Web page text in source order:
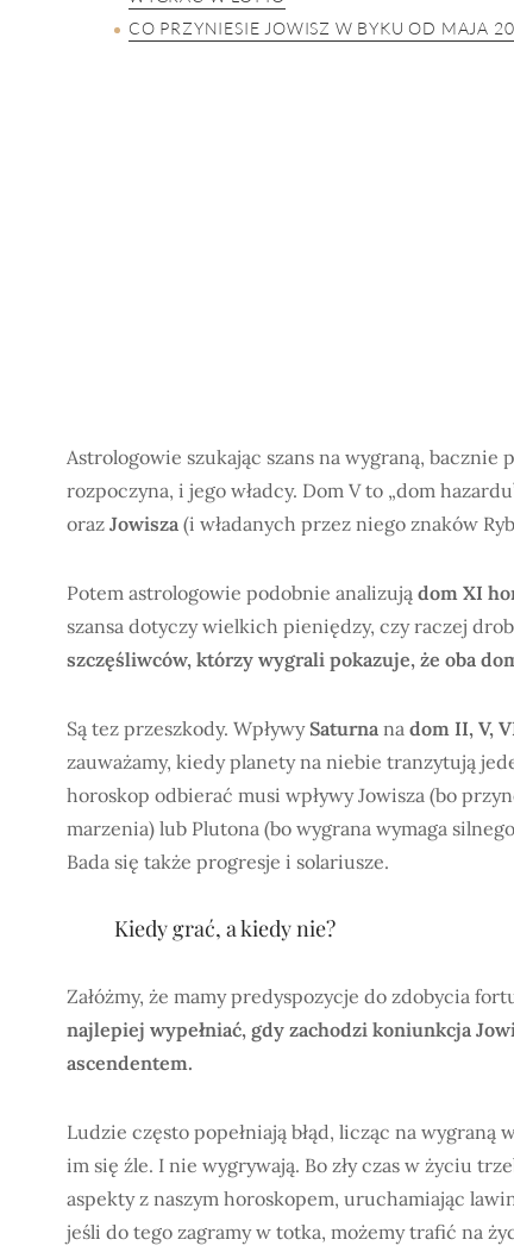
CO PRZYNIESIE JOWISZ W BYKU OD MAJA
Astrologowie szukając szans na wygraną,
rozpoczyna, i jego władcy. Dom V to „dom
oraz Jowisza (i władanych przez niego znaków
Potem astrologowie podobnie analizują dom XI
szansa dotyczy wielkich pieniędzy, czy raczej
szczęśliwców, którzy wygrali pokazuje, że oba
Są tez przeszkody. WpływySaturna na dom II, V,
zauważamy, kiedy planety na niebie tranzytują
horoskop odbierać musi wpływy Jowisza (bo
marzenia) lub Plutona (bo wygrana wymaga
Bada się także progresje i solariusze.
Kiedy grać, a kiedy nie?
Załóżmy, że mamy predyspozycje do zdobycia
najlepiej wypełniać, gdy zachodzi koniunkcja
ascendentem.
Ludzie często popełniają błąd, licząc na
im się źle. I nie wygrywają. Bo zły czas w życiu
aspekty z naszym horoskopem, uruchamiając
jeśli do tego zagramy w totka, możemy trafić na